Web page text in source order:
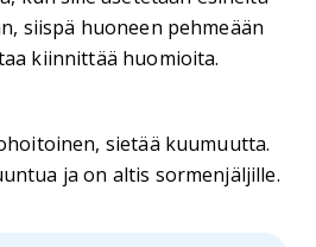
siispä huoneen pehmeään
kiinnittää huomioita.
sietää kuumuutta.
ja on altis sormenjäljille.